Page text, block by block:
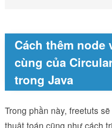
Cách thêm node
cùng của
trong Java
Trong phần này, freetuts
thuật toán cũng như cách